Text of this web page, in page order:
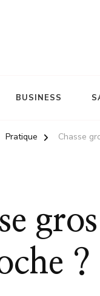
BUSINESS
Pratique Chasse
?